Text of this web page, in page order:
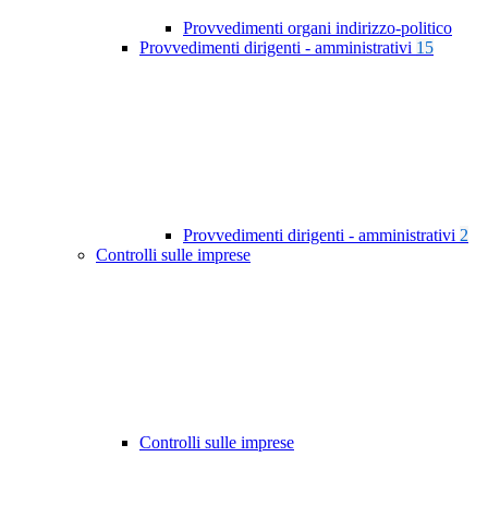
Provvedimenti organi indirizzo-politico
Provvedimenti dirigenti - amministrativi 15
Provvedimenti dirigenti - amministrativi 2
Controlli sulle imprese
Controlli sulle imprese